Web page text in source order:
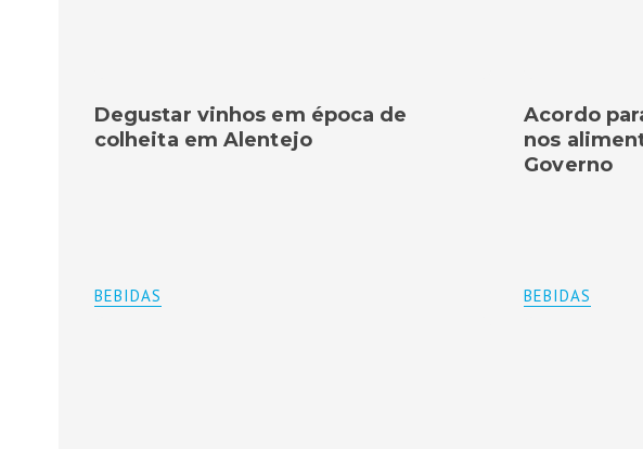
Acordo
nos
Governo
Degustar vinhos em época de
colheita em Alentejo
BEBIDAS
BEBIDAS